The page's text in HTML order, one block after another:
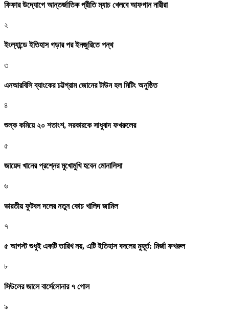
ফিফার উদ্যোগে আন্তর্জাতিক প্রীতি ম্যাচ খেলবে আফগান নারীরা
২
ইংল্যান্ডে ইতিহাস গড়ার পর ইনজুরিতে পন্থ
৩
এনআরবিসি ব্যাংকের চট্টগ্রাম জোনের টাউন হল মিটিং অনুষ্ঠিত
৪
শুল্ক কমিয়ে ২০ শতাংশ, সরকারকে সাধুবাদ ফখরুলের
৫
জায়েদ খানের প্রশ্নের মুখোমুখি হবেন মোনালিসা
৬
ভারতীয় ফুটবল দলের নতুন কোচ খালিদ জামিল
৭
৫ আগস্ট শুধুই একটি তারিখ নয়, এটি ইতিহাস বদলের মুহূর্ত: মির্জা ফখরুল
৮
সিউলের জালে বার্সেলোনার ৭ গোল
৯